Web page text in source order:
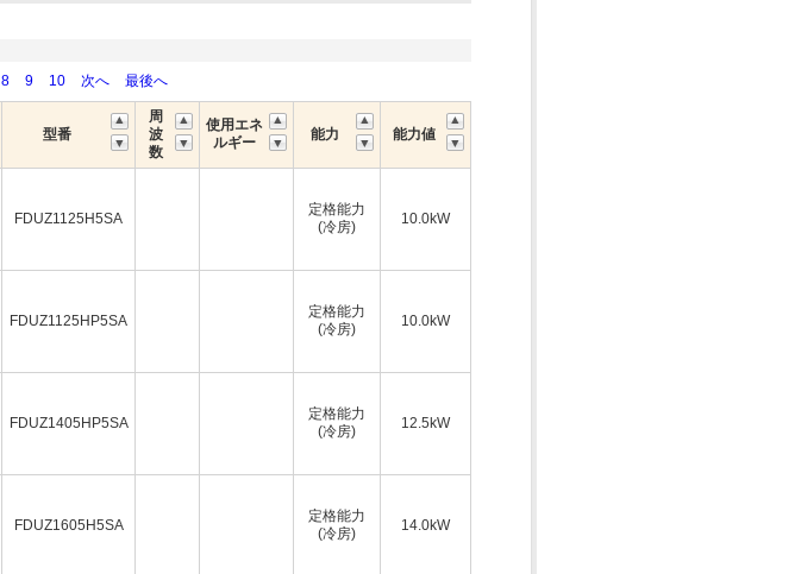
8 9 10 次へ 最後へ
型番
周
波
数
使用エネ
ルギー
能力 能力値
FDUZ1125H5SA
定格能力
(冷房)
10.0kW
FDUZ1125HP5SA
定格能力
(冷房)
10.0kW
FDUZ1405HP5SA
定格能力
(冷房)
12.5kW
FDUZ1605H5SA
定格能力
(冷房)
14.0kW